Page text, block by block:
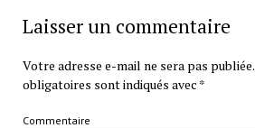
Laisser un commentaire
Votre adresse e-mail ne sera pas publiée.
obligatoires sont indiqués avec *
Commentaire